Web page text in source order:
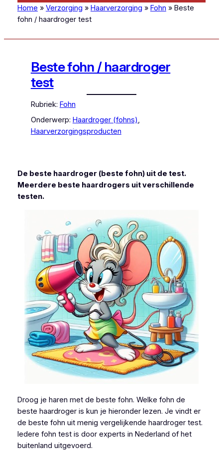
Home » Verzorging » Haarverzorging » Fohn »Beste
fohn / haardroger test
Beste fohn / haardroger
test
Rubriek: Fohn
Onderwerp: Haardroger (fohns)
Haarverzorgingsproducten
De beste haardroger (beste fohn) uit de test.
Meerdere beste haardrogers uit verschillende
testen.
Droog je haren met de beste fohn. Welke fohn de
beste haardroger is kun je hieronder lezen. Je vindt er
de beste fohn uit menig vergelijkende haardroger test.
Iedere fohn test is door experts in Nederland of het
buitenland uitgevoerd.